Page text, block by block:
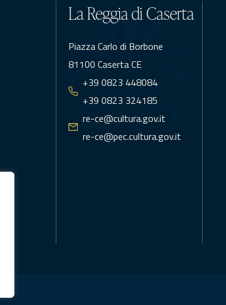
La Reggia di Caserta
Piazza Carlo di Borbone
81100 Caserta CE
+39 0823 448084
+39 0823 324185
re-ce@cultura.gov.it
re-ce@pec.cultura.gov.it